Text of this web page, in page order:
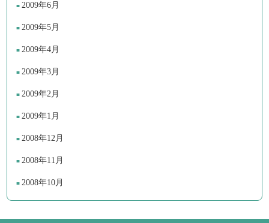
2009年6月
2009年5月
2009年4月
2009年3月
2009年2月
2009年1月
2008年12月
2008年11月
2008年10月